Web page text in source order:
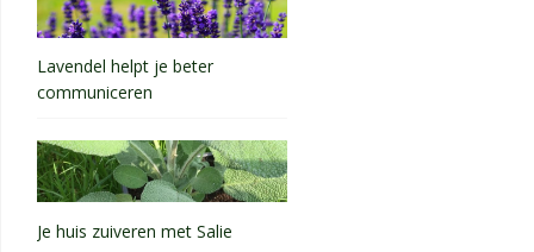
Lavendel helpt je beter
communiceren
Je huis zuiveren met Salie